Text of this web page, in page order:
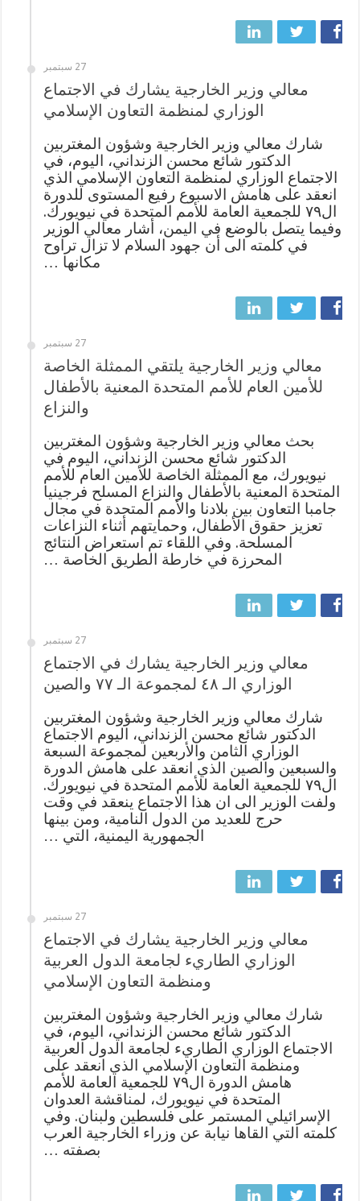
27 سبتمبر
معالي وزير الخارجية يشارك في الاجتماع
الوزاري لمنظمة التعاون الإسلامي
شارك معالي وزير الخارجية وشؤون المغتربين
الدكتور شائع محسن الزنداني، اليوم، في
الاجتماع الوزاري لمنظمة التعاون الإسلامي الذي
انعقد على هامش الاسبوع رفيع المستوى للدورة
ال٧٩ للجمعية العامة للأمم المتحدة في نيويورك.
وفيما يتصل بالوضع في اليمن، أشار معالي الوزير
في كلمته الى أن جهود السلام لا تزال تراوح
مكانها …
27 سبتمبر
معالي وزير الخارجية يلتقي الممثلة الخاصة
للأمين العام للأمم المتحدة المعنية بالأطفال
والنزاع
بحث معالي وزير الخارجية وشؤون المغتربين
الدكتور شائع محسن الزنداني، اليوم في
نيويورك، مع الممثلة الخاصة للأمين العام للأمم
المتحدة المعنية بالأطفال والنزاع المسلح فرجينيا
جامبا التعاون بين بلادنا والأمم المتحدة في مجال
تعزيز حقوق الأطفال، وحمايتهم أثناء النزاعات
المسلحة. وفي اللقاء تم استعراض النتائج
المحرزة في خارطة الطريق الخاصة …
27 سبتمبر
معالي وزير الخارجية يشارك في الاجتماع
الوزاري الـ ٤٨ لمجموعة الـ ٧٧ والصين
شارك معالي وزير الخارجية وشؤون المغتربين
الدكتور شائع محسن الزنداني، اليوم الاجتماع
الوزاري الثامن والأربعين لمجموعة السبعة
والسبعين والصين الذي انعقد على هامش الدورة
ال٧٩ للجمعية العامة للأمم المتحدة في نيويورك.
ولفت الوزير الى ان هذا الاجتماع ينعقد في وقت
حرج للعديد من الدول النامية، ومن بينها
الجمهورية اليمنية، التي …
27 سبتمبر
معالي وزير الخارجية يشارك في الاجتماع
الوزاري الطاريء لجامعة الدول العربية
ومنظمة التعاون الإسلامي
شارك معالي وزير الخارجية وشؤون المغتربين
الدكتور شائع محسن الزنداني، اليوم، في
الاجتماع الوزاري الطاريء لجامعة الدول العربية
ومنظمة التعاون الإسلامي الذي انعقد على
هامش الدورة ال٧٩ للجمعية العامة للأمم
المتحدة في نيويورك، لمناقشة العدوان
الإسرائيلي المستمر على فلسطين ولبنان. وفي
كلمته التي القاها نيابة عن وزراء الخارجية العرب
بصفته …